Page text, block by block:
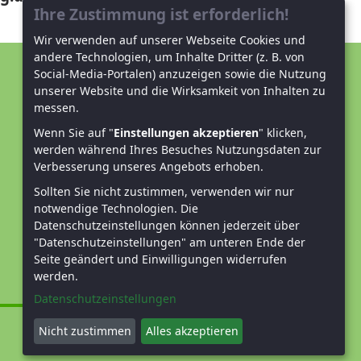
Unterstützen Sie uns!
Spenden und helfen
Ihre Zustimmung ist erforderlich!
Wir verwenden auf unserer Webseite Cookies und
andere Technologien, um Inhalte Dritter (z. B. von
Social-Media-Portalen) anzuzeigen sowie die Nutzung
unserer Website und die Wirksamkeit von Inhalten zu
messen.
Wenn Sie auf "Einstellungen akzeptieren" klicken,
werden während Ihres Besuches Nutzungsdaten zur
Verbesserung unseres Angebots erhoben.
Sollten Sie nicht zustimmen, verwenden wir nur
notwendige Technologien. Die
Datenschutzeinstellungen können jederzeit über
"Datenschutzeinstellungen" am unteren Ende der
Seite geändert und Einwilligungen widerrufen
werden.
Datenschutzeinstellungen
Nicht zustimmen Alles akzeptieren